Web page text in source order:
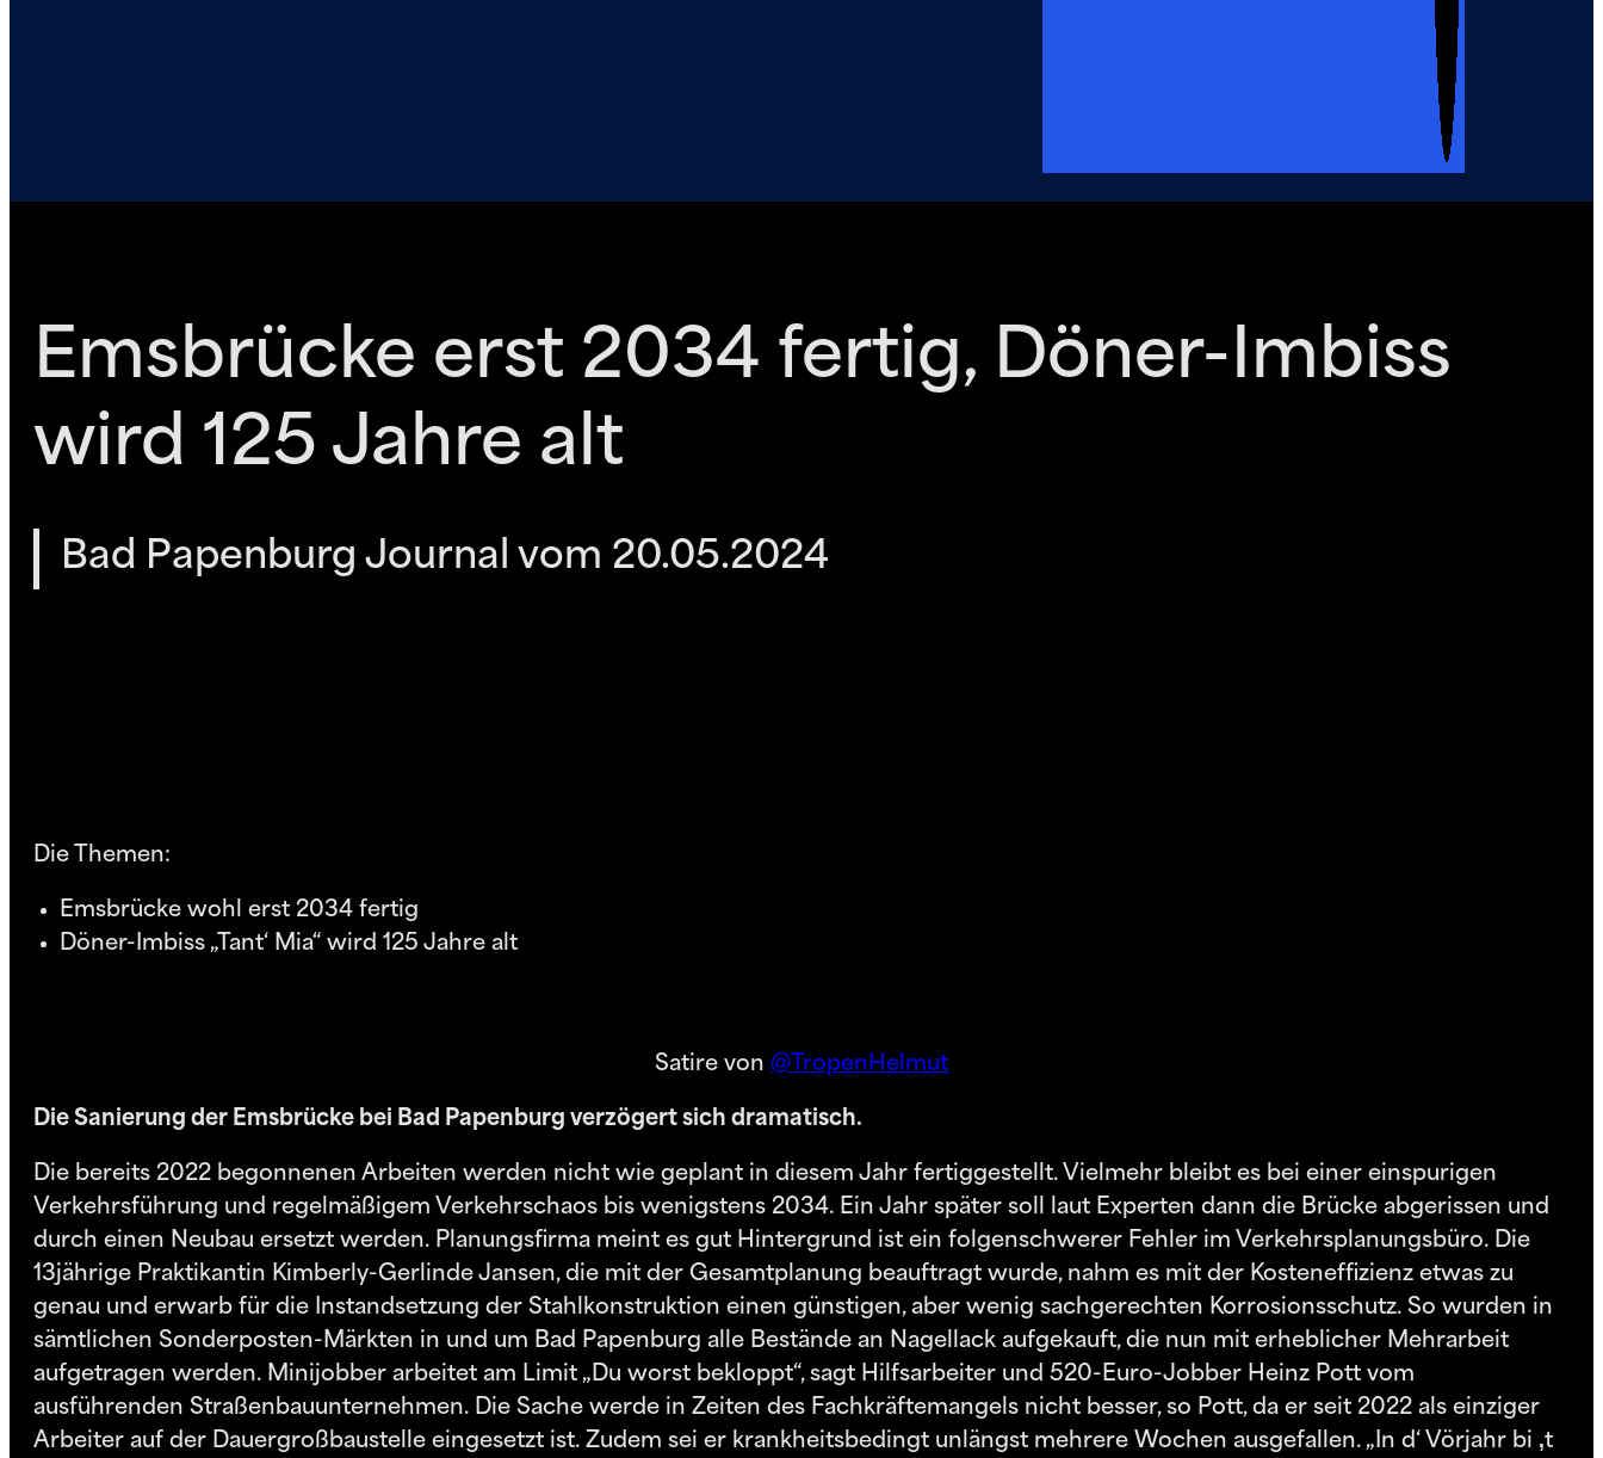
Emsbrücke erst 2034 fertig, Döner-Imbiss
wird 125 Jahre alt
Bad Papenburg Journal vom 20.05.2024
Die Themen:
Emsbrücke wohl erst 2034 fertig
Döner-Imbiss „Tant‘ Mia“ wird 125 Jahre alt
Satire von @TropenHelmut
Die Sanierung der Emsbrücke bei Bad Papenburg verzögert sich dramatisch.
Die bereits 2022 begonnenen Arbeiten werden nicht wie geplant in diesem Jahr fertiggestellt. Vielmehr bleibt es bei einer einspurigen
Verkehrsführung und regelmäßigem Verkehrschaos bis wenigstens 2034. Ein Jahr später soll laut Experten dann die Brücke abgerissen und
durch einen Neubau ersetzt werden. Planungsfirma meint es gut Hintergrund ist ein folgenschwerer Fehler im Verkehrsplanungsbüro. Die
13jährige Praktikantin Kimberly-Gerlinde Jansen, die mit der Gesamtplanung beauftragt wurde, nahm es mit der Kosteneffizienz etwas zu
genau und erwarb für die Instandsetzung der Stahlkonstruktion einen günstigen, aber wenig sachgerechten Korrosionsschutz. So wurden in
sämtlichen Sonderposten-Märkten in und um Bad Papenburg alle Bestände an Nagellack aufgekauft, die nun mit erheblicher Mehrarbeit
aufgetragen werden. Minijobber arbeitet am Limit „Du worst bekloppt“, sagt Hilfsarbeiter und 520-Euro-Jobber Heinz Pott vom
ausführenden Straßenbauunternehmen. Die Sache werde in Zeiten des Fachkräftemangels nicht besser, so Pott, da er seit 2022 als einziger
Arbeiter auf der Dauergroßbaustelle eingesetzt ist. Zudem sei er krankheitsbedingt unlängst mehrere Wochen ausgefallen. „In d‘ Vörjahr bi ‚t